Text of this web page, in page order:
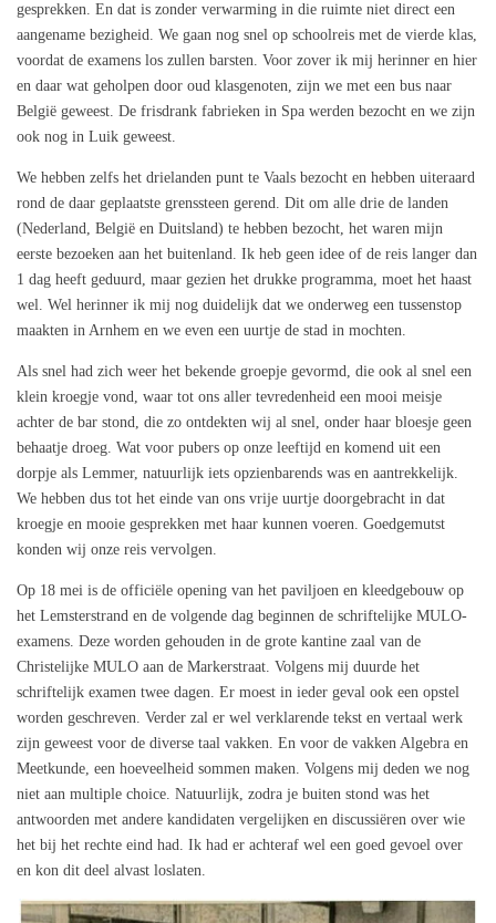
gesprekken. En dat is zonder verwarming in die ruimte niet direct een
aangename bezigheid. We gaan nog snel op schoolreis met de vierde klas,
voordat de examens los zullen barsten. Voor zover ik mij herinner en hier
en daar wat geholpen door oud klasgenoten, zijn we met een bus naar
België geweest. De frisdrank fabrieken in Spa werden bezocht en we zijn
ook nog in Luik geweest.
We hebben zelfs het drielanden punt te Vaals bezocht en hebben uiteraard
rond de daar geplaatste grenssteen gerend. Dit om alle drie de landen
(Nederland, België en Duitsland) te hebben bezocht, het waren mijn
eerste bezoeken aan het buitenland. Ik heb geen idee of de reis langer dan
1 dag heeft geduurd, maar gezien het drukke programma, moet het haast
wel. Wel herinner ik mij nog duidelijk dat we onderweg een tussenstop
maakten in Arnhem en we even een uurtje de stad in mochten.
Als snel had zich weer het bekende groepje gevormd, die ook al snel een
klein kroegje vond, waar tot ons aller tevredenheid een mooi meisje
achter de bar stond, die zo ontdekten wij al snel, onder haar bloesje geen
behaatje droeg. Wat voor pubers op onze leeftijd en komend uit een
dorpje als Lemmer, natuurlijk iets opzienbarends was en aantrekkelijk.
We hebben dus tot het einde van ons vrije uurtje doorgebracht in dat
kroegje en mooie gesprekken met haar kunnen voeren. Goedgemutst
konden wij onze reis vervolgen.
Op 18 mei is de officiële opening van het paviljoen en kleedgebouw op
het Lemsterstrand en de volgende dag beginnen de schriftelijke MULO-
examens. Deze worden gehouden in de grote kantine zaal van de
Christelijke MULO aan de Markerstraat. Volgens mij duurde het
schriftelijk examen twee dagen. Er moest in ieder geval ook een opstel
worden geschreven. Verder zal er wel verklarende tekst en vertaal werk
zijn geweest voor de diverse taal vakken. En voor de vakken Algebra en
Meetkunde, een hoeveelheid sommen maken. Volgens mij deden we nog
niet aan multiple choice. Natuurlijk, zodra je buiten stond was het
antwoorden met andere kandidaten vergelijken en discussiëren over wie
het bij het rechte eind had. Ik had er achteraf wel een goed gevoel over
en kon dit deel alvast loslaten.